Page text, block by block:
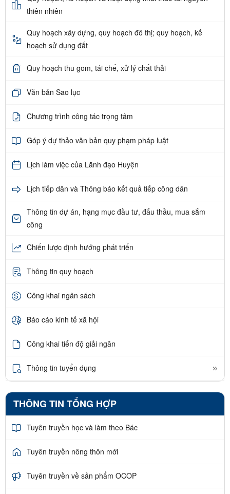
thiên nhiên
Quy hoạch xây dựng, quy hoạch đô thị; quy hoạch, kế
hoạch sử dụng đất
Quy hoạch thu gom, tái chế, xử lý chất thải
Văn bản Sao lục
Chương trình công tác trọng tâm
Góp ý dự thảo văn bản quy phạm pháp luật
Lịch làm việc của Lãnh đạo Huyện
Lịch tiếp dân và Thông báo kết quả tiếp công dân
Thông tin dự án, hạng mục đầu tư, đấu thầu, mua sắm
công
Chiến lược định hướng phát triển
Thông tin quy hoạch
Công khai ngân sách
Báo cáo kinh tế xã hội
Công khai tiến độ giải ngân
Thông tin tuyển dụng
THÔNG TIN TỔNG HỢP
Tuyên truyền học và làm theo Bác
Tuyên truyền nông thôn mới
Tuyên truyền về sản phẩm OCOP